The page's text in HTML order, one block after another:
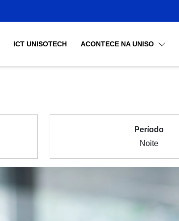
ICT UNISOTECH ACONTECE NA UNISO
Período
Noite